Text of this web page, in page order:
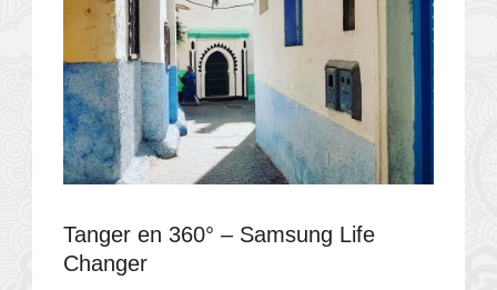
Tanger en 360° – Samsung Life
Changer